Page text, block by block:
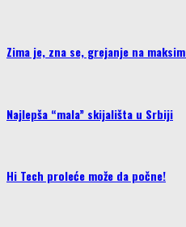
Zima je, zna se, grejanje na
Najlepša “mala” skijališta u Srbiji
Hi Tech proleće može da počne!